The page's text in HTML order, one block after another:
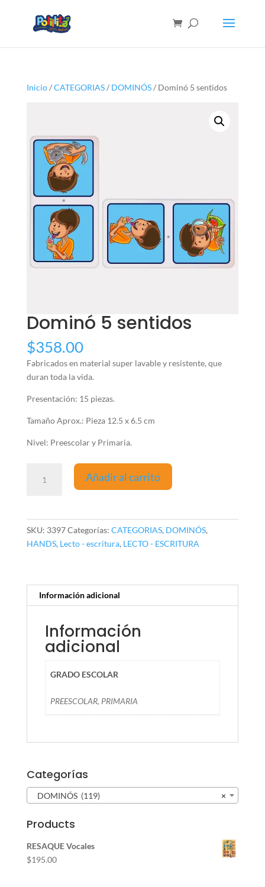
Inicio/CATEGORIAS/ DOMINÓS/ Dominó 5 sentidos
Dominó 5 sentidos
$358.00
Fabricados en material super lavable y resistente, que
duran toda la vida.
Presentación: 15 piezas.
Tamaño Aprox.: Pieza 12.5 x 6.5 cm
Nivel: Preescolar y Primaria.
Añadir al carrito
SKU: 3397Categorías: CATEGORIAS, DOMINÓS,
HANDS, Lecto - escritura, LECTO - ESCRITURA
Información adicional
Información
adicional
GRADO ESCOLAR
PREESCOLAR, PRIMARIA
Categorías
×
DOMINÓS (119)
Products
RESAQUE Vocales
$195.00